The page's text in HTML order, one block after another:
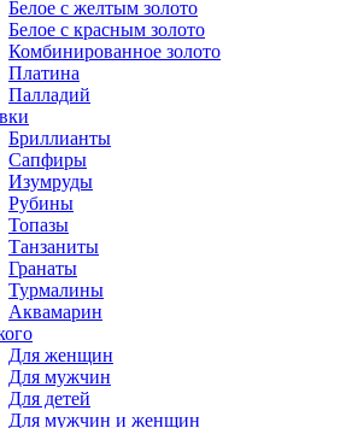
Белое с желтым золото
Белое с красным золото
Комбинированное золото
Платина
Палладий
Бриллианты
Сапфиры
Изумруды
Рубины
Топазы
Танзаниты
Гранаты
Турмалины
Аквамарин
Для женщин
Для мужчин
Для детей
Для мужчин и женщин